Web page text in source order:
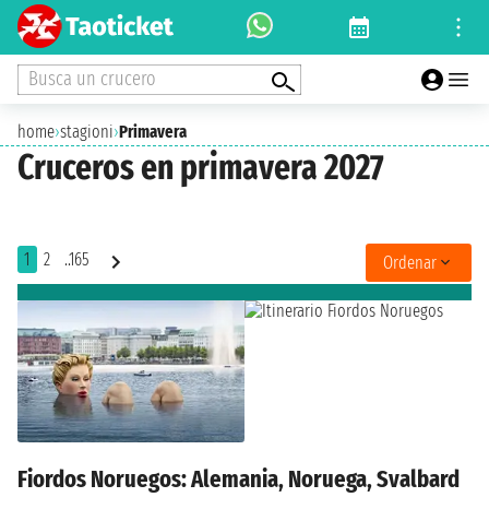
Busca un crucero
home›stagioni›Primavera
Cruceros en primavera 2027
1 2 ..165 Ordenar
Fiordos Noruegos: Alemania, Noruega, Svalbard